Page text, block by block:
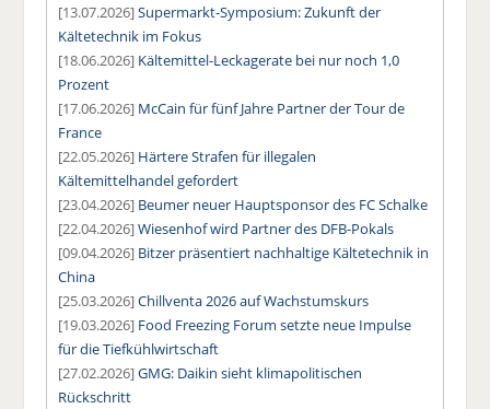
[13.07.2026]Supermarkt-Symposium: Zukunft der
Kältetechnik im Fokus
[18.06.2026] Kältemittel-Leckagerate bei nur noch 1,0
Prozent
[17.06.2026] McCain für fünf Jahre Partner der Tour de
France
[22.05.2026] Härtere Strafen für illegalen
Kältemittelhandel gefordert
[23.04.2026] Beumer neuer Hauptsponsor des FC Schalke
[22.04.2026]Wiesenhof wird Partner des DFB-Pokals
[09.04.2026] Bitzer präsentiert nachhaltige Kältetechnik in
China
[25.03.2026]Chillventa 2026 auf Wachstumskurs
[19.03.2026] Food Freezing Forum setzte neue Impulse
für die Tiefkühlwirtschaft
[27.02.2026]GMG: Daikin sieht klimapolitischen
Rückschritt